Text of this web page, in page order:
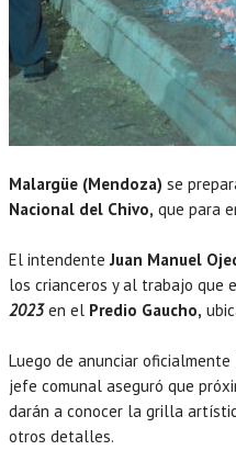
Malargüe (Mendoza) se
Nacional del Chivo, que para
El intendente Juan Manuel
los crianceros y al trabajo que
2023en el Predio Gaucho,
Luego de anunciar
jefe comunal aseguró que
darán a conocer la grilla
otros detalles.